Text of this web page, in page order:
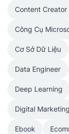
Content Creator
Công Cụ
Cơ Sở Dữ Liệu
Data Engineer
Deep Learning
Digital Marketing
Ebook